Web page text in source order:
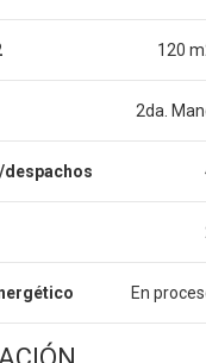
120
2da.
despachos
En